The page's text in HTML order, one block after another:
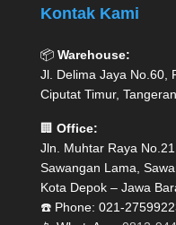
Kontak Kami
📦 Warehouse:
Jl. Delima Jaya No.60,
Ciputat Timur,
🏢 Office:
Jln. Muhtar Raya
Sawangan Lama,
Kota Depok – Jawa
☎️ Phone: 021-